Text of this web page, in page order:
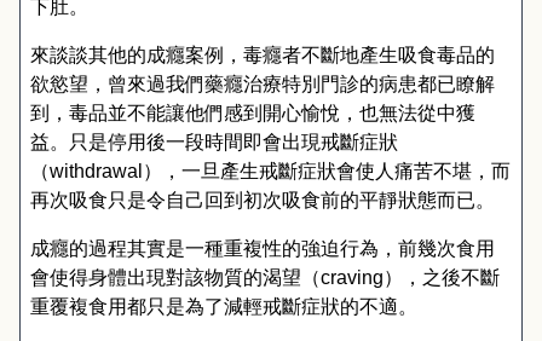
下肚。
來談談其他的成癮案例，毒癮者不斷地產生吸食毒品的
欲慾望，曾來過我們藥癮治療特別門診的病患都已瞭解
到，毒品並不能讓他們感到開心愉悅，也無法從中獲
益。只是停用後一段時間即會出現戒斷症狀
（withdrawal ），一旦產生戒斷症狀會使人痛苦不堪，而
再次吸食只是令自己回到初次吸食前的平靜狀態而已。
成癮的過程其實是一種重複性的強迫行為，前幾次食用
會使得身體出現對該物質的渴望（craving），之後不斷
重覆複食用都只是為了減輕戒斷症狀的不適。